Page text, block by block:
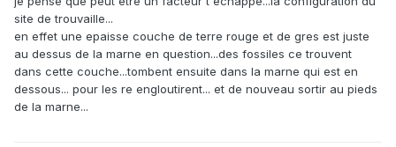
site de trouvaille...
en effet une epaisse couche de terre rouge et de gres est juste
au dessus de la marne en question...des fossiles ce trouvent
dans cette couche...tombent ensuite dans la marne qui est en
dessous... pour les re engloutirent... et de nouveau sortir au pieds
de la marne...